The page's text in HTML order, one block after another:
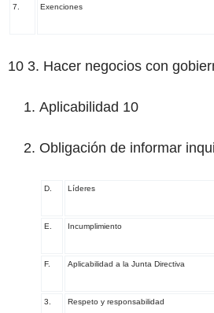
7. Exenciones
10 3. Hacer negocios con
Aplicabilidad 10
Obligación de informar
D. Líderes
E. Incumplimiento
F. Aplicabilidad a la Junta Directiva
3. Respeto y responsabilidad